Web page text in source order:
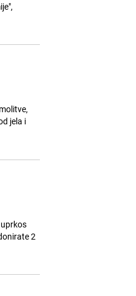
jela i
2